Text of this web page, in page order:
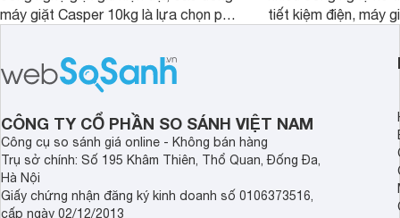
máy giặt Casper 10kg là lựa chọn phù
tiết kiệm điện, máy
nhắc cho các gia
bán hiện đã giảm
CÔNG TY CỔ PHẦN SO SÁNH VIỆT NAM
Công cụ so sánh giá online - Không bán hàng
Trụ sở chính: Số 195 Khâm Thiên, Thổ Quan, Đống Đa,
Hà Nội
Giấy chứng nhận đăng ký kinh doanh số 0106373516,
cấp ngày 02/12/2013